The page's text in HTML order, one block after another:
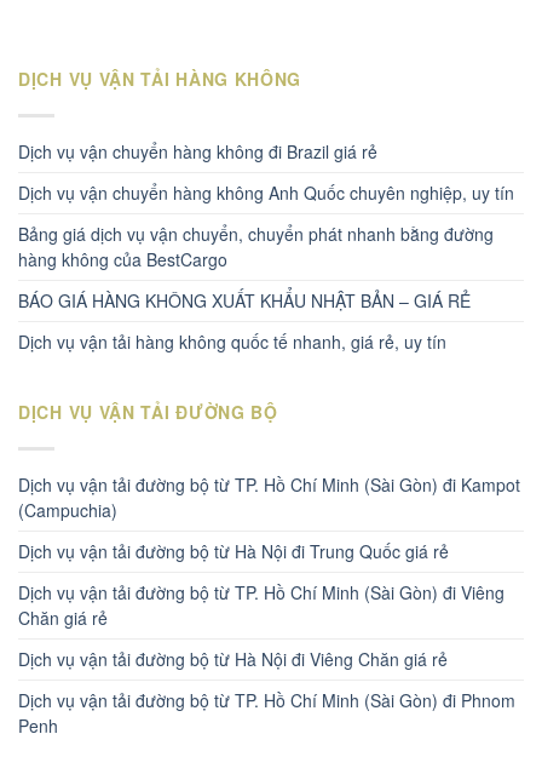
DỊCH VỤ VẬN TẢI HÀNG KHÔNG
Dịch vụ vận chuyển hàng không đi Brazil giá rẻ
Dịch vụ vận chuyển hàng không Anh Quốc chuyên nghiệp, uy tín
Bảng giá dịch vụ vận chuyển, chuyển phát nhanh bằng đường
hàng không của BestCargo
BÁO GIÁ HÀNG KHÔNG XUẤT KHẨU NHẬT BẢN – GIÁ RẺ
Dịch vụ vận tải hàng không quốc tế nhanh, giá rẻ, uy tín
DỊCH VỤ VẬN TẢI ĐƯỜNG BỘ
Dịch vụ vận tải đường bộ từ TP. Hồ Chí Minh (Sài Gòn) đi Kampot
(Campuchia)
Dịch vụ vận tải đường bộ từ Hà Nội đi Trung Quốc giá rẻ
Dịch vụ vận tải đường bộ từ TP. Hồ Chí Minh (Sài Gòn) đi Viêng
Chăn giá rẻ
Dịch vụ vận tải đường bộ từ Hà Nội đi Viêng Chăn giá rẻ
Dịch vụ vận tải đường bộ từ TP. Hồ Chí Minh (Sài Gòn) đi Phnom
Penh